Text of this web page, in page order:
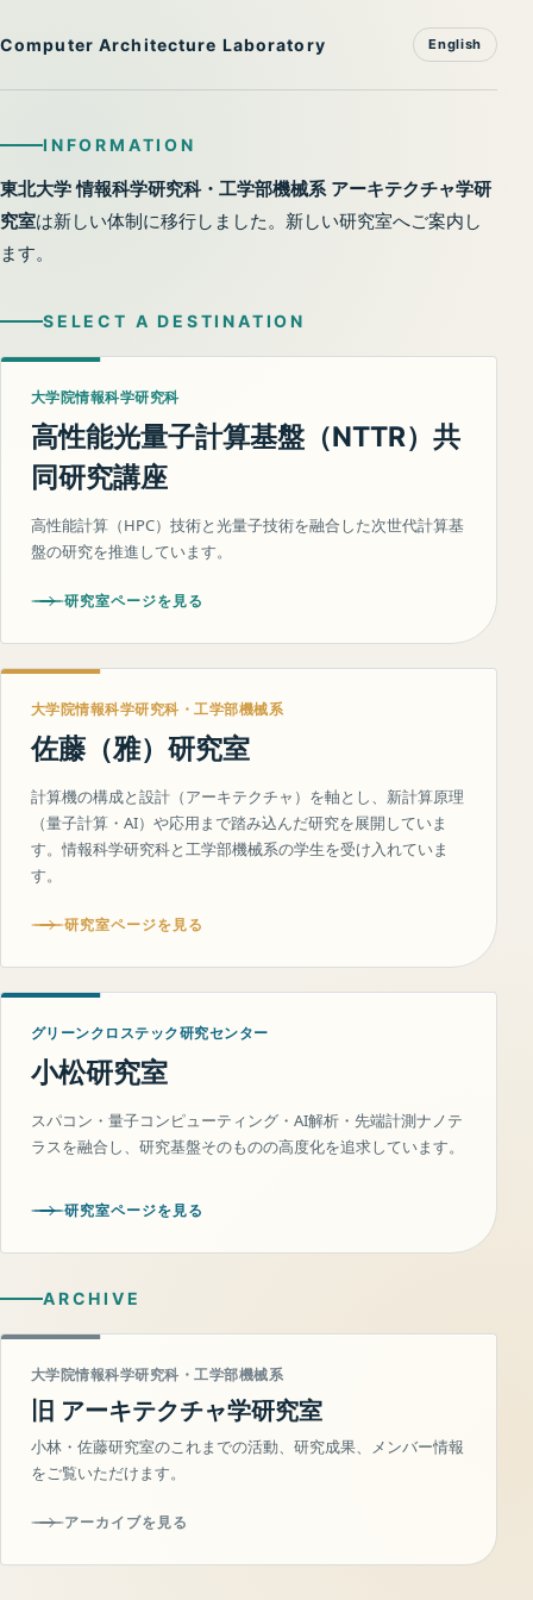
Computer Architecture Laboratory English
INFORMATION
東北大学 情報科学研究科・工学部機械系 アーキテクチャ学研
究室は新しい体制に移行しました。新しい研究室へご案内し
ます。
SELECT A DESTINATION
大学院情報科学研究科
高性能光量子計算基盤（NTTR）共
同研究講座
高性能計算（HPC）技術と光量子技術を融合した次世代計算基
盤の研究を推進しています。
研究室ページを見る
大学院情報科学研究科・工学部機械系
佐藤（雅）研究室
計算機の構成と設計（アーキテクチャ）を軸とし、新計算原理
（量子計算・AI）や応用まで踏み込んだ研究を展開していま
す。情報科学研究科と工学部機械系の学生を受け入れていま
す。
研究室ページを見る
グリーンクロステック研究センター
小松研究室
スパコン・量子コンピューティング・AI解析・先端計測ナノテ
ラスを融合し、研究基盤そのものの高度化を追求しています。
研究室ページを見る
ARCHIVE
大学院情報科学研究科・工学部機械系
旧 アーキテクチャ学研究室
小林・佐藤研究室のこれまでの活動、研究成果、メンバー情報
をご覧いただけます。
アーカイブを見る